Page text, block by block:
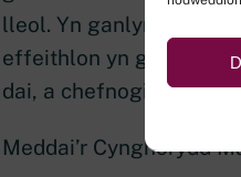
lleol. Yn ganlyniad,
effeithlon yn
dai, a chefnogi
Meddai’r Cynghorydd